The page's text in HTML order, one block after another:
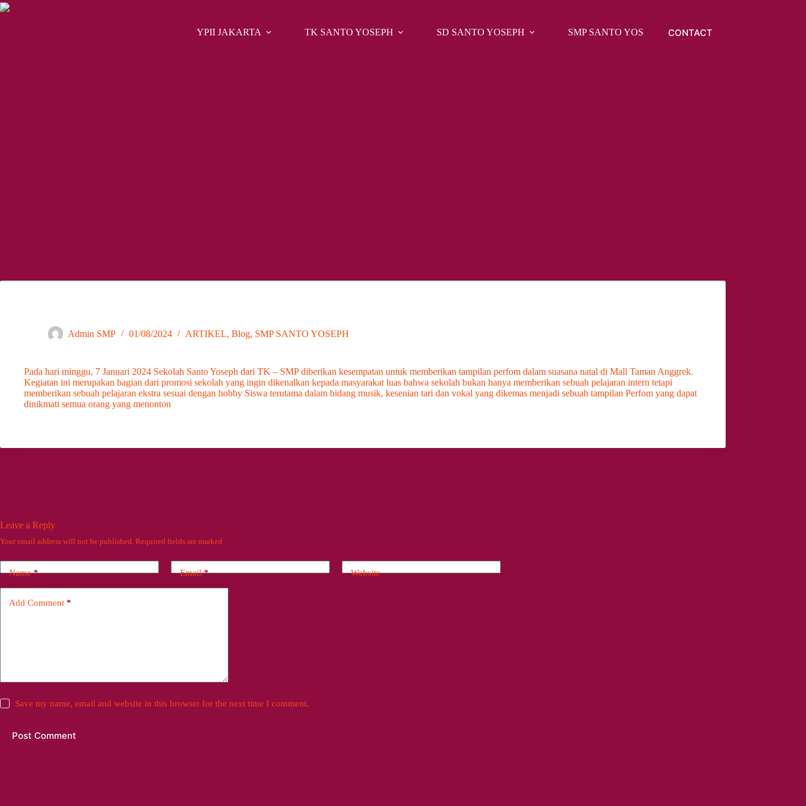
Skip
to
YPII JAKARTA TK SANTO YOSEPH SD SANTO YOSEPH SMP SANTO YOSEPH PPDB
CONTACT
Admin SMP 01/08/2024 ARTIKEL, Blog, SMP SANTO YOSEPH
Pada hari minggu, 7 Januari 2024 Sekolah Santo Yoseph dari TK – SMP diberikan kesempatan untuk memberikan tampilan perfom dalam suasana natal di Mall Taman Anggrek.
Kegiatan ini merupakan bagian dari promosi sekolah yang ingin dikenalkan kepada masyarakat luas bahwa sekolah bukan hanya memberikan sebuah pelajaran intern tetapi
memberikan sebuah pelajaran ekstra sesuai dengan hobby Siswa terutama dalam bidang musik, kesenian tari dan vokal yang dikemas menjadi sebuah tampilan Perfom yang dapat
dinikmati semua orang yang menonton
Leave a Reply
Your email address will not be published. Required fields are marked *
Name* Email* Website
Add Comment *
Save my name, email and website in this browser for the next time I comment.
Post Comment